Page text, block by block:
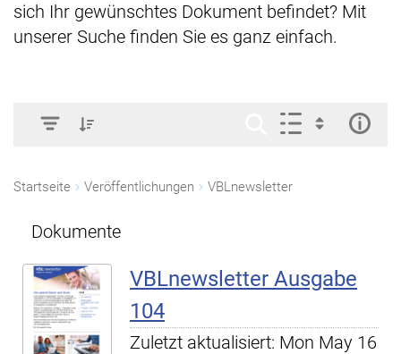
sich Ihr gewünschtes Dokument befindet? Mit
unserer Suche finden Sie es ganz einfach.
Startseite Veröffentlichungen VBLnewsletter
Dokumente
VBLnewsletter Ausgabe
104
Zuletzt aktualisiert: Mon May 16